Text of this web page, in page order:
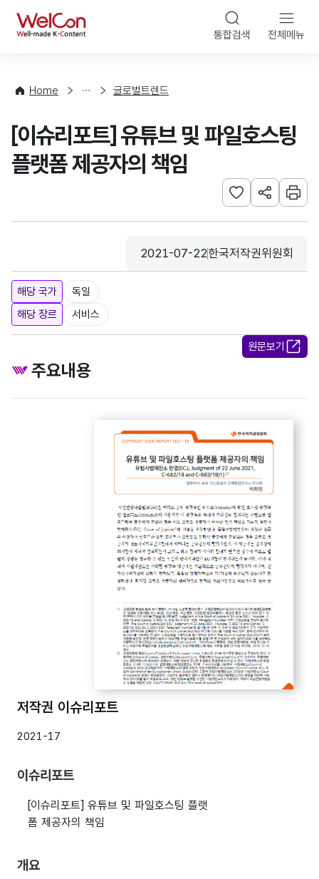
WelCon 통합검색 전체메뉴
Home
향
계
글로벌트렌드
[이슈리포트] 유튜브 및 파일호스팅
플랫폼 제공자의 책임
관심사 등록하기
URL 공유하
인쇄
등록일
2021-07-22
수집기관
한국저작권위원회
해당 국가
독일
해당 장르
서비스
원문보기
주요내용
저작권 이슈리포트
2021-17
이슈리포트
[이슈리포트] 유튜브 및 파일호스팅 플랫
폼 제공자의 책임
개요